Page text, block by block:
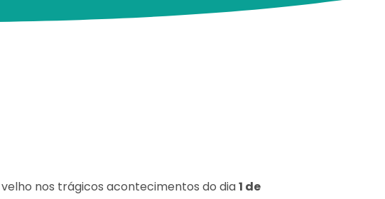
nos trágicos acontecimentos do dia1 de